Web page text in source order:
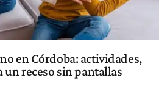
en Córdoba: actividades,
receso sin pantallas